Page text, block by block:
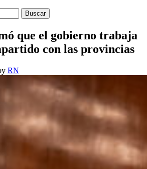
que el gobierno trabaja
con las provincias
RN